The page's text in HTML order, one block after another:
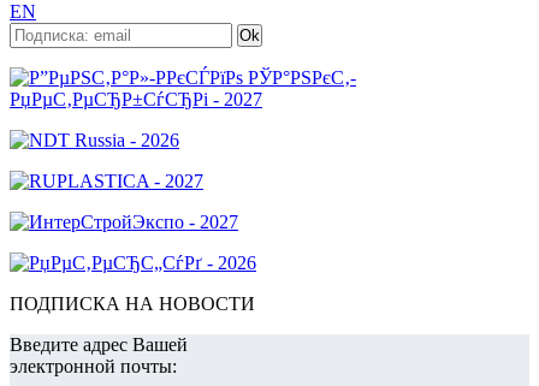
EN
ПОДПИСКА НА НОВОСТИ
Введите адрес Вашей
электронной почты: